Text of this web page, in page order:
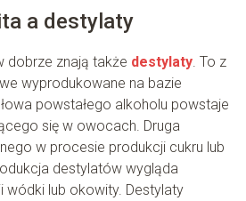
a destylaty
dobrze znają także destylaty. To z
wyprodukowane na bazie
powstałego alkoholu powstaje
się w owocach. Druga
w procesie produkcji cukru lub
destylatów wygląda
wódki lub okowity. Destylaty